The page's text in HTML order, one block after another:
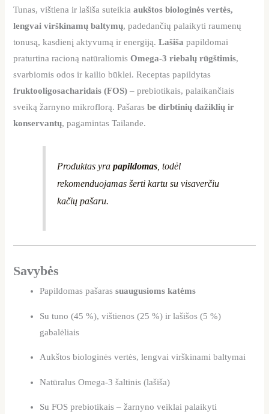
Tunas, vištiena ir lašiša suteikiaaukštos biologinės vertės,
lengvai virškinamų baltymų, padedančių palaikyti raumenų
tonusą, kasdienį aktyvumą ir energiją.Lašiša papildomai
praturtina racioną natūraliomisOmega-3 riebalų rūgštimis,
svarbiomis odos ir kailio būklei. Receptas papildytas
fruktooligosacharidais (FOS) – prebiotikais, palaikančiais
sveiką žarnyno mikroflorą. Pašarasbe dirbtinių dažiklių ir
konservantų, pagamintas Tailande.
Produktas yra papildomas, todėl
rekomenduojamas šerti kartu su visaverčiu
kačių pašaru.
Savybės
Papildomas pašarassuaugusioms katėms
Su tuno (45 %), vištienos (25 %) ir lašišos (5 %)
gabalėliais
Aukštos biologinės vertės, lengvai virškinami baltymai
Natūralus Omega-3 šaltinis (lašiša)
Su FOS prebiotikais – žarnyno veiklai palaikyti